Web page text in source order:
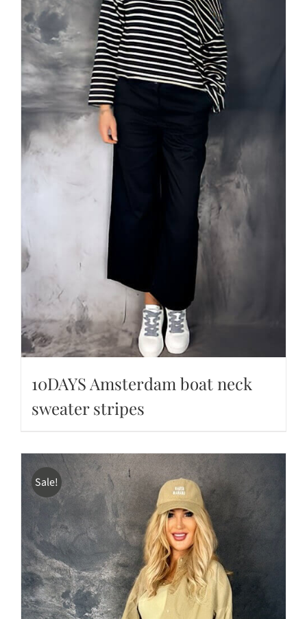
10DAYS Amsterdam boat neck
sweater stripes
Sale!